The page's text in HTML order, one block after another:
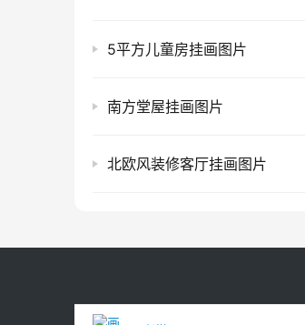
5平方儿童房挂画图片
南方堂屋挂画图片
北欧风装修客厅挂画图片